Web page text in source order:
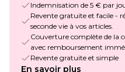
Indemnisation de 5 € par
Revente gratuite et facile -
seconde vie à vos articles.
Couverture complète de la
avec remboursement
Revente gratuite et simple
En savoir plus